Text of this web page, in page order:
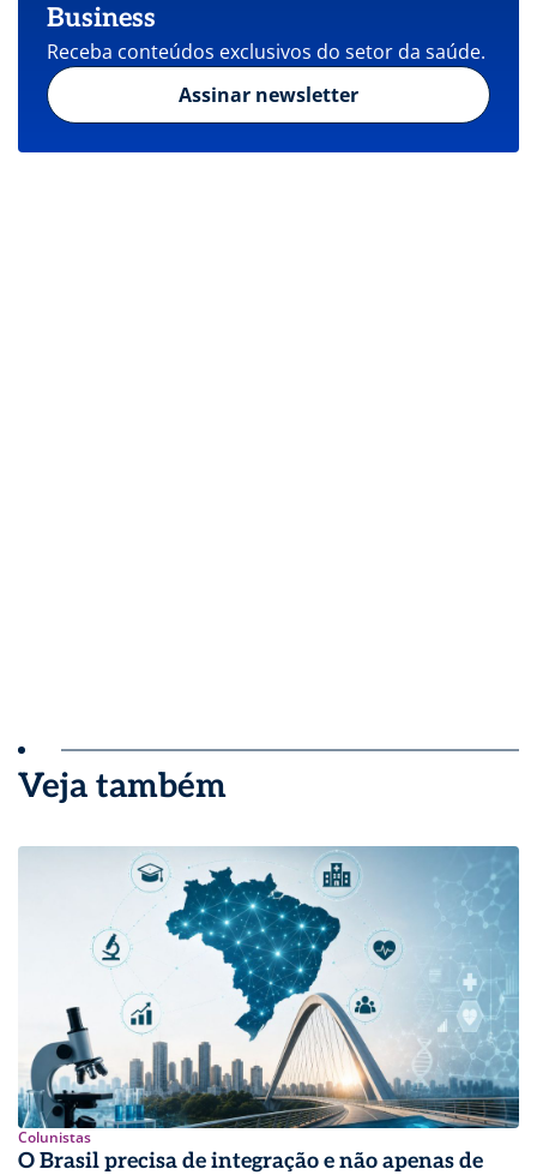
Business
Receba conteúdos exclusivos do setor da saúde.
Assinar newsletter
Veja também
Colunistas
O Brasil precisa de integração e não apenas de